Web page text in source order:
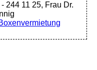
244 11 25, Frau Dr.